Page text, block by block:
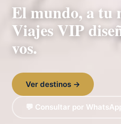
El mundo, a tu
Viajes VIP
vos.
Ver destinos →
💬 Consultar por